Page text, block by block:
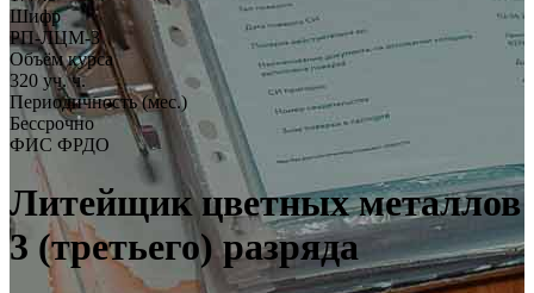
Шифр
РП-ЛЦМ-3
Объём курса
320 уч. ч.
Периодичность (мес.)
Бессрочно
ФИС ФРДО
Литейщик цветных металлов
3 (третьего) разряда